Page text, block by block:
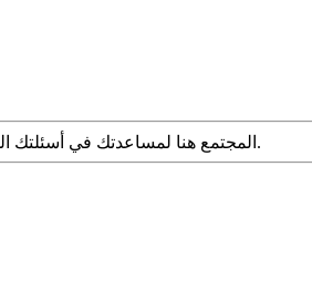
المجتمع هنا لمساعدتك في أسئلتك الشرعية. قدم سؤالك مع التفاصيل وشارك ما توصلت إليه عبر البحث.